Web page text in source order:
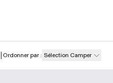
Ordonner par : Sélection Camper